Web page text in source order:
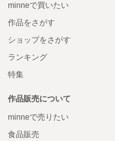
minneで買いたい
作品をさがす
ショップをさがす
ランキング
特集
作品販売について
minneで売りたい
食品販売